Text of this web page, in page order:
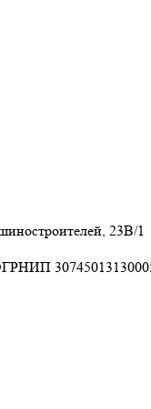
23В/1